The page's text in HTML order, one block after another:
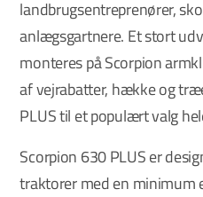
landbrugsentreprenører,
anlægsgartnere. Et stort
monteres på Scorpion
af vejrabatter, hække og
PLUS til et populært valg
Scorpion 630 PLUS er
traktorer med en minimum